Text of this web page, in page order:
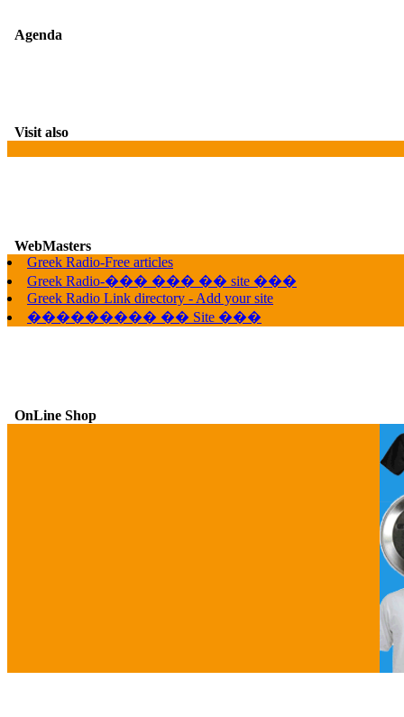
Agenda
Visit also
WebMasters
Greek Radio-Free articles
Greek Radio-��� ��� �� site ���
Greek Radio Link directory - Add your site
��������� �� Site ���
OnLine Shop